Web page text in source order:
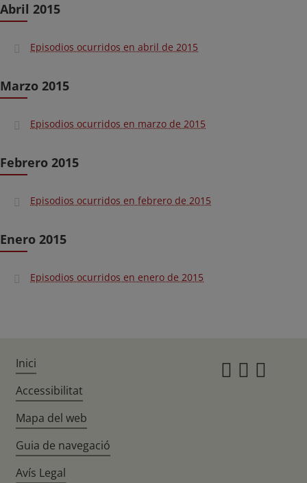
Abril 2015
Episodios ocurridos en abril de 2015
Marzo 2015
Episodios ocurridos en marzo de 2015
Febrero 2015
Episodios ocurridos en febrero de 2015
Enero 2015
Episodios ocurridos en enero de 2015
Inici
Accessibilitat
Mapa del web
Guia de navegació
Avís Legal